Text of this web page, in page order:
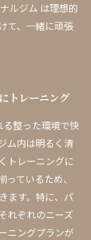
ルジム は理想的
て、一緒に頑張
トレーニング
整った環境で快
ム内は明るく清
トレーニングに
ているため、
ます。特に、パ
れぞれのニーズ
ニングプランが